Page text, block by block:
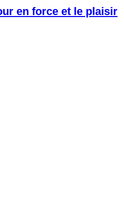
en force et le plaisir